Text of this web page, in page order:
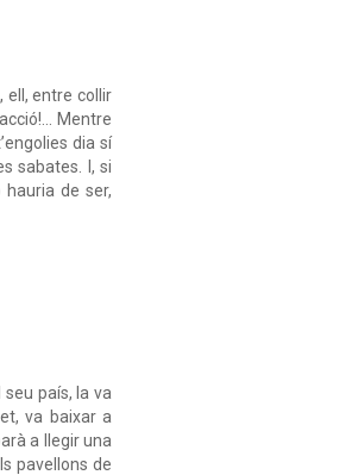
ell, entre collir
Mentre
dia sí
sabates. I, si
de ser,
país, la va
va baixar a
a llegir una
pavellons de